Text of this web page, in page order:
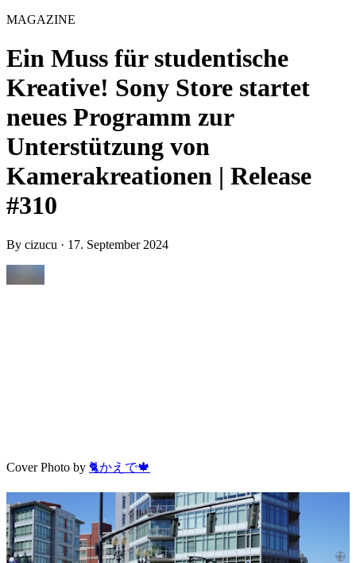
MAGAZINE
Ein Muss für studentische
Kreative! Sony Store startet
neues Programm zur
Unterstützung von
Kamerakreationen | Release
#310
By cizucu · 17. September 2024
Cover Photo by 🐈かえで🍁